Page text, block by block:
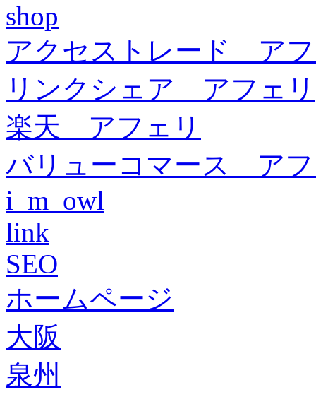
shop
アクセストレード ア
リンクシェア アフェリ
楽天 アフェリ
バリューコマース ア
i_m_owl
link
SEO
ホームページ
大阪
泉州